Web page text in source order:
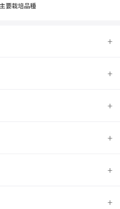
要栽培品種
+
+
+
+
+
+